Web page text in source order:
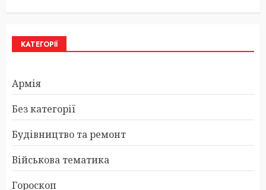
КАТЕГОРІЇ
Армія
Без категорії
Будівництво та ремонт
Військова тематика
Гороскоп